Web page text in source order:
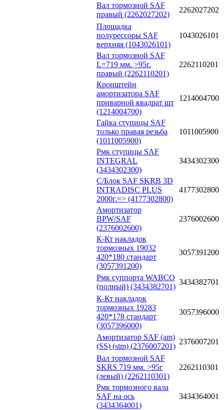
Вал тормозной SAF
правый (2262027202)
2262027202
Площадка
полурессоры SAF
верхняя (1043026101)
1043026101
Вал тормозной SAF
L=719 мм. >95г.
правый (2262110201)
2262110201
Кронштейн
амортизатора SAF
приварной квадрат шт
(1214004700)
1214004700
Гайка ступицы SAF
только правая резьба
(1011005900)
1011005900
Рмк ступицы SAF
INTEGRAL
(3434302300)
3434302300
С/Блок SAF SKRB 3D
INTRADISC PLUS
2000г.=> (4177302800)
4177302800
Амортизатор
BPW/SAF
(2376002600)
2376002600
К-Кт накладок
тормозных 19032
420*180 стандарт
(3057391200)
3057391200
Рмк суппорта WABCO
(полный) (3434382701)
3434382701
К-Кт накладок
тормозных 19283
420*178 стандарт
(3057396000)
3057396000
Амортизатор SAF (am)
(SS) (stm) (2376007201)
2376007201
Вал тормозной SAF
SKRS 719 мм. >95г
(левый) (2262110301)
2262110301
Рмк тормозного вала
SAF на ось
(3434364001)
3434364001